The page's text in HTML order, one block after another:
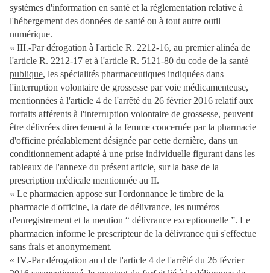
systèmes d'information en santé et la réglementation relative à
l'hébergement des données de santé ou à tout autre outil
numérique.
« III.-Par dérogation à l'article R. 2212-16, au premier alinéa de
l'article R. 2212-17 et à l'article R. 5121-80 du code de la santé
publique, les spécialités pharmaceutiques indiquées dans
l'interruption volontaire de grossesse par voie médicamenteuse,
mentionnées à l'article 4 de l'arrêté du 26 février 2016 relatif aux
forfaits afférents à l'interruption volontaire de grossesse, peuvent
être délivrées directement à la femme concernée par la pharmacie
d'officine préalablement désignée par cette dernière, dans un
conditionnement adapté à une prise individuelle figurant dans les
tableaux de l'annexe du présent article, sur la base de la
prescription médicale mentionnée au II.
« Le pharmacien appose sur l'ordonnance le timbre de la
pharmacie d'officine, la date de délivrance, les numéros
d'enregistrement et la mention “ délivrance exceptionnelle ”. Le
pharmacien informe le prescripteur de la délivrance qui s'effectue
sans frais et anonymement.
« IV.-Par dérogation au d de l'article 4 de l'arrêté du 26 février